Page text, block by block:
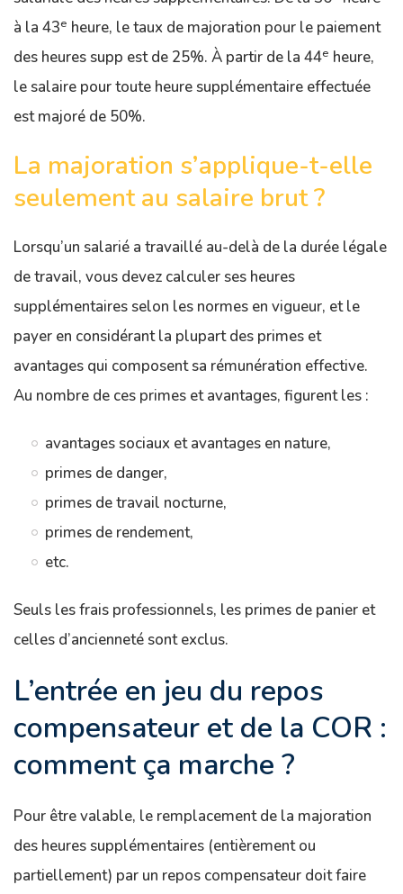
à la 43e heure, le taux de majoration pour le paiement
des heures supp est de 25%. À partir de la 44e heure,
le salaire pour toute heure supplémentaire effectuée
est majoré de 50%.
La majoration s’applique-t-elle
seulement au salaire brut ?
Lorsqu’un salarié a travaillé au-delà de la durée légale
de travail, vous devez calculer ses heures
supplémentaires selon les normes en vigueur, et le
payer en considérant la plupart des primes et
avantages qui composent sa rémunération effective.
Au nombre de ces primes et avantages, figurent les :
avantages sociaux et avantages en nature,
primes de danger,
primes de travail nocturne,
primes de rendement,
etc.
Seuls les frais professionnels, les primes de panier et
celles d’ancienneté sont exclus.
L’entrée en jeu du repos
compensateur et de la COR :
comment ça marche ?
Pour être valable, le remplacement de la majoration
des heures supplémentaires (entièrement ou
partiellement) par un repos compensateur doit faire